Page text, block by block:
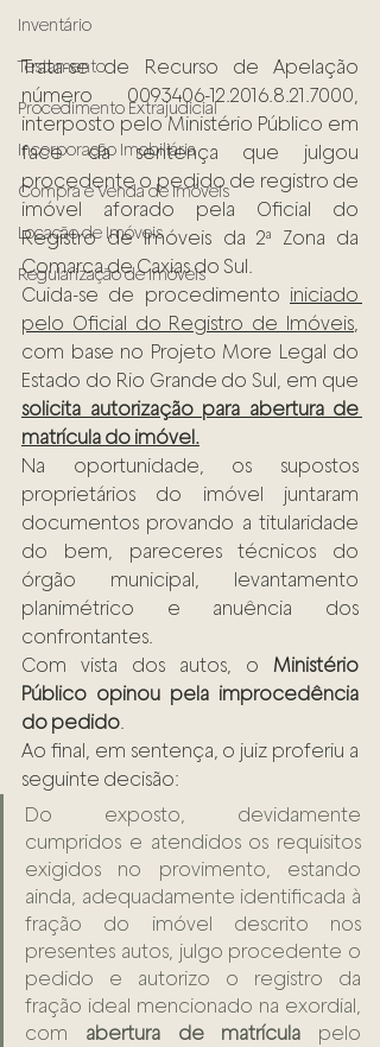
Inventário
Testamento
Procedimento Extrajudicial
Incorporação Imobiliária
Compra e Venda de Imóveis
Locação de Imóveis
Regularização de Imóveis
Trata-se de Recurso de Apelação
número 0093406-12.2016.8.21.7000,
interposto pelo Ministério Público em
face da sentença que julgou
procedente o pedido de registro de
imóvel aforado pela Oficial do
Registro de Imóveis da 2ª Zona da
Comarca de Caxias do Sul.
Cuida-se de procedimento iniciado
pelo Oficial do Registro de Imóveis,
com base no Projeto More Legal do
solicita autorização para abertura de
matrícula do imóvel.
Na oportunidade, os supostos
proprietários do imóvel juntaram
documentos provando a titularidade
do bem, pareceres técnicos do
órgão municipal, levantamento
planimétrico e anuência dos
confrontantes.
Com vista dos autos, o Ministério
Público opinou pela improcedência
do pedido.
Ao final, em sentença, o juiz proferiu a
seguinte decisão:
Do exposto, devidamente
cumpridos e atendidos os requisitos
exigidos no provimento, estando
ainda, adequadamente identificada à
fração do imóvel descrito nos
presentes autos, julgo procedente o
pedido e autorizo o registro da
fração ideal mencionado na exordial,
com abertura de matrícula pelo